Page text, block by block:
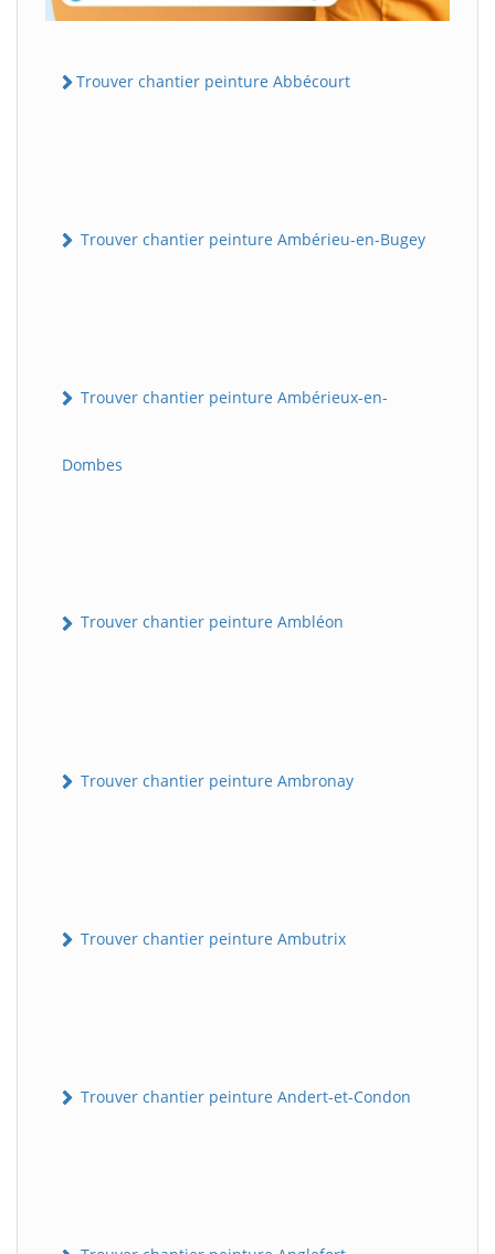
Trouver chantier peinture Abbécourt
Trouver chantier peinture Ambérieu-en-Bugey
Trouver chantier peinture Ambérieux-en-
Dombes
Trouver chantier peinture Ambléon
Trouver chantier peinture Ambronay
Trouver chantier peinture Ambutrix
Trouver chantier peinture Andert-et-Condon